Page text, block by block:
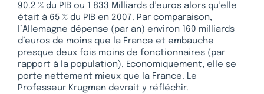
90.2 % du PIB ou 1 833 Milliards d’euros alors qu’elle
était à 65 % du PIB en 2007. Par comparaison,
l’Allemagne dépense (par an) environ 160 milliards
d’euros de moins que la France et embauche
presque deux fois moins de fonctionnaires (par
rapport à la population). Economiquement, elle se
porte nettement mieux que la France. Le
Professeur Krugman devrait y réfléchir.